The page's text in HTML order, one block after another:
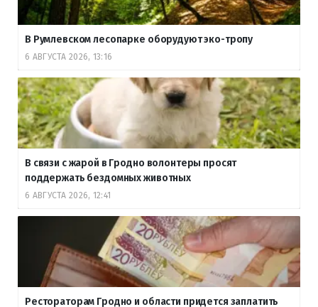
В Румлевском лесопарке оборудуют эко-тропу
6 АВГУСТА 2026, 13:16
В связи с жарой в Гродно волонтеры просят
поддержать бездомных животных
6 АВГУСТА 2026, 12:41
Рестораторам Гродно и области придется заплатить